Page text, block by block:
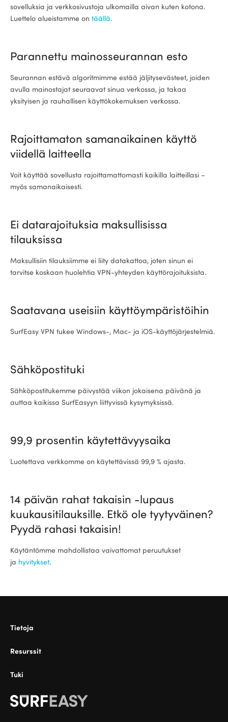
sovelluksia ja verkkosivustoja ulkomailla aivan kuten kotona.
Luettelo alueistamme on täällä.
Parannettu mainosseurannan esto
Seurannan estävä algoritmimme estää jäljitysevästeet, joiden
avulla mainostajat seuraavat sinua verkossa, ja takaa
yksityisen ja rauhallisen käyttökokemuksen verkossa.
Rajoittamaton samanaikainen käyttö
viidellä laitteella
Voit käyttää sovellusta rajoittamattomasti kaikilla laitteillasi –
myös samanaikaisesti.
Ei datarajoituksia maksullisissa
tilauksissa
Maksullisiin tilauksiimme ei liity datakattoa, joten sinun ei
tarvitse koskaan huolehtia VPN-yhteyden käyttörajoituksista.
Saatavana useisiin käyttöympäristöihin
SurfEasy VPN tukee Windows-, Mac- ja iOS-käyttöjärjestelmiä.
Sähköpostituki
Sähköpostitukemme päivystää viikon jokaisena päivänä ja
auttaa kaikissa SurfEasyyn liittyvissä kysymyksissä.
99,9 prosentin käytettävyysaika
Luotettava verkkomme on käytettävissä 99,9 % ajasta.
14 päivän rahat takaisin -lupaus
kuukausitilauksille. Etkö ole tyytyväinen?
Pyydä rahasi takaisin!
Käytäntömme mahdollistaa vaivattomat peruutukset
ja hyvitykset.
Tietoja
Resurssit
Tuki